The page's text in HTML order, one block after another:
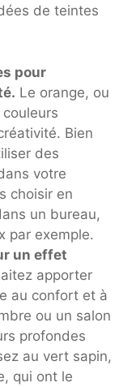
de teintes
pour
Le orange, ou
Bien
des
votre
choisir en
un bureau,
par exemple.
un effet
apporter
au confort et à
ou un salon
profondes
au vert sapin,
qui ont le